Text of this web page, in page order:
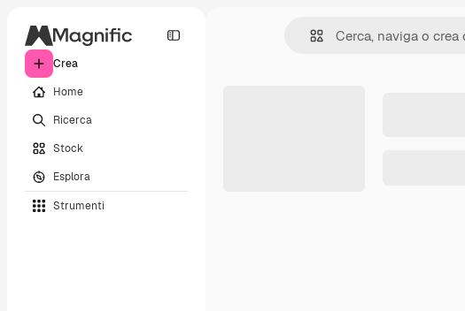
Crea
Home
Ricerca
Stock
Esplora
Strumenti